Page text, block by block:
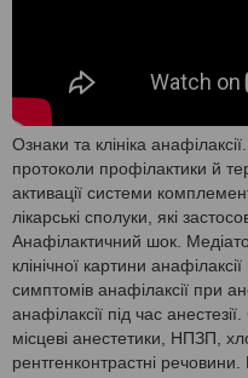
Ознаки та клініка
протоколи профілактики й
активації системи
лікарські сполуки, які
Анафілактичний шок.
клінічної картини
симптомів анафілаксії при
анафілаксії під час
місцеві анестетики, НПЗП,
рентгенконтрастні речовини.